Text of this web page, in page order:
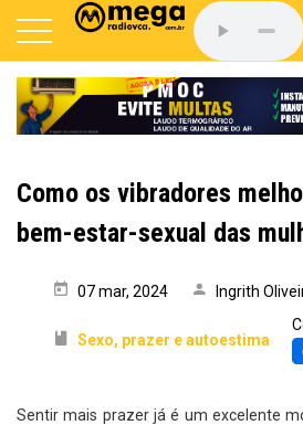
Como os vibradores
bem-estar-sexual das
07 mar, 2024 Ingrith
Sexo, prazer e autoestima
Sentir mais prazer já é um excelente